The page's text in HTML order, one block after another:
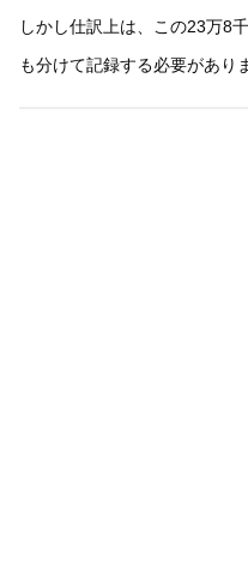
しかし仕訳上は、この23万8
も分けて記録する必要があり